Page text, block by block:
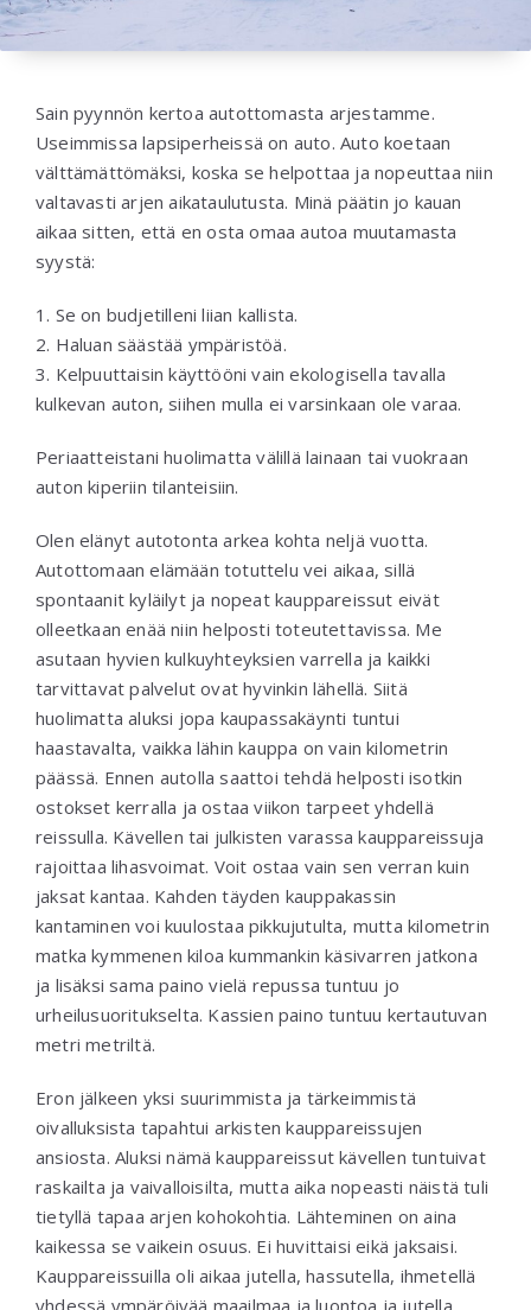
Sain pyynnön kertoa autottomasta arjestamme.
Useimmissa lapsiperheissä on auto. Auto koetaan
välttämättömäksi, koska se helpottaa ja nopeuttaa niin
valtavasti arjen aikataulutusta. Minä päätin jo kauan
aikaa sitten, että en osta omaa autoa muutamasta
syystä:
1. Se on budjetilleni liian kallista.
2. Haluan säästää ympäristöä.
3. Kelpuuttaisin käyttööni vain ekologisella tavalla
kulkevan auton, siihen mulla ei varsinkaan ole varaa.
Periaatteistani huolimatta välillä lainaan tai vuokraan
auton kiperiin tilanteisiin.
Olen elänyt autotonta arkea kohta neljä vuotta.
Autottomaan elämään totuttelu vei aikaa, sillä
spontaanit kyläilyt ja nopeat kauppareissut eivät
olleetkaan enää niin helposti toteutettavissa. Me
asutaan hyvien kulkuyhteyksien varrella ja kaikki
tarvittavat palvelut ovat hyvinkin lähellä. Siitä
huolimatta aluksi jopa kaupassakäynti tuntui
haastavalta, vaikka lähin kauppa on vain kilometrin
päässä. Ennen autolla saattoi tehdä helposti isotkin
ostokset kerralla ja ostaa viikon tarpeet yhdellä
reissulla. Kävellen tai julkisten varassa kauppareissuja
rajoittaa lihasvoimat. Voit ostaa vain sen verran kuin
jaksat kantaa. Kahden täyden kauppakassin
kantaminen voi kuulostaa pikkujutulta, mutta kilometrin
matka kymmenen kiloa kummankin käsivarren jatkona
ja lisäksi sama paino vielä repussa tuntuu jo
urheilusuoritukselta. Kassien paino tuntuu kertautuvan
metri metriltä.
Eron jälkeen yksi suurimmista ja tärkeimmistä
oivalluksista tapahtui arkisten kauppareissujen
ansiosta. Aluksi nämä kauppareissut kävellen tuntuivat
raskailta ja vaivalloisilta, mutta aika nopeasti näistä tuli
tietyllä tapaa arjen kohokohtia. Lähteminen on aina
kaikessa se vaikein osuus. Ei huvittaisi eikä jaksaisi.
Kauppareissuilla oli aikaa jutella, hassutella, ihmetellä
yhdessä ympäröivää maailmaa ja luontoa ja jutella